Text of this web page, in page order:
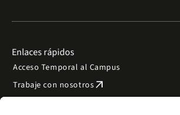
Enlaces rápidos
Acceso Temporal al Campus
Trabaje con nosotrosarrow_outward